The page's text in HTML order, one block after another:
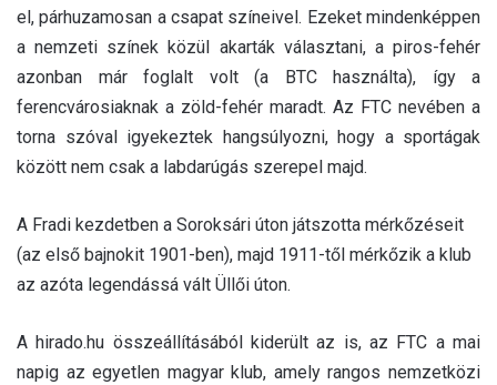
el, párhuzamosan a csapat színeivel. Ezeket mindenképpen
a nemzeti színek közül akarták választani, a piros-fehér
azonban már foglalt volt (a BTC használta), így a
ferencvárosiaknak a zöld-fehér maradt. Az FTC nevében a
torna szóval igyekeztek hangsúlyozni, hogy a sportágak
között nem csak a labdarúgás szerepel majd.
A Fradi kezdetben a Soroksári úton játszotta mérkőzéseit
(az első bajnokit 1901-ben), majd 1911-től mérkőzik a klub
az azóta legendássá vált Üllői úton.
A hirado.hu összeállításából kiderült az is, az FTC a mai
napig az egyetlen magyar klub, amely rangos nemzetközi